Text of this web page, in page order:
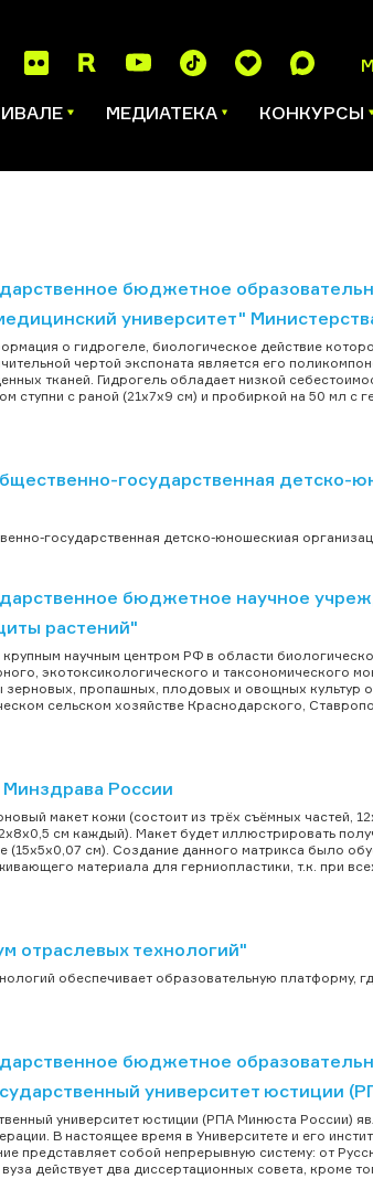
МЕДИАТЕКА КОНКУРСЫ
бюджетное
университет"
о гидрогеле, биологическое действие
чертой экспоната является его
тканей. Гидрогель обладает низкой
ступни с раной (21х7х9 см) и пробиркой на 50 мл с
государственная детско-
государственная детско-юношескиая
бюджетное научное
растений"
научным центром РФ в области
экотоксикологического и таксономического
зерновых, пропашных, плодовых и овощных культур
сельском хозяйстве Краснодарского,
России
макет кожи (состоит из трёх съёмных частей,
см каждый). Макет будет иллюстрировать
(15х5х0,07 см). Создание данного матрикса было
материала для герниопластики, т.к. при
отраслевых технологий"
обеспечивает образовательную платформу,
бюджетное
университет юстиции
университет юстиции (РПА Минюста России)
В настоящее время в Университете и его
представляет собой непрерывную систему: от
действует два диссертационных совета, кроме